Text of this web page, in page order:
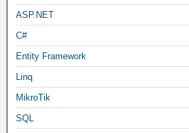
ASP.NET
C#
Entity Framework
Linq
MikroTik
SQL